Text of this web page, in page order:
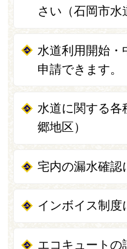
さい（石岡市水
水道利用開始・
申請できます。
水道に関する各
郷地区）
宅内の漏水確認
インボイス制度
エコキュートの